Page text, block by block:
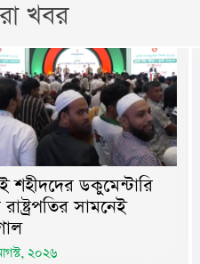
খবর
শহীদদের ডকুমেন্টারি
রাষ্ট্রপতির সামনেই
২০২৬